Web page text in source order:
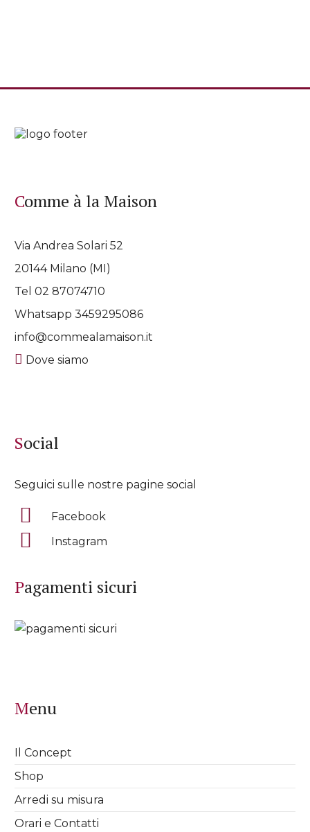
Comme à la Maison
Via Andrea Solari 52
20144 Milano (MI)
Tel 02 87074710
Whatsapp3459295086
info@commealamaison.it
Dove siamo
Social
Seguici sulle nostre pagine social
Facebook
Instagram
Pagamenti sicuri
Menu
Il Concept
Shop
Arredi su misura
Orari e Contatti